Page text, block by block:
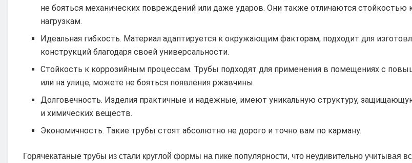
не бояться механических повреждений или даже ударов. Они также отличаются стойкостью
нагрузкам.
Идеальная гибкость. Материал адаптируется к окружающим факторам, подходит для
конструкций благодаря своей универсальности.
Стойкость к коррозийным процессам. Трубы подходят для применения в помещениях с
или на улице, можете не бояться появления ржавчины.
Долговечность. Изделия практичные и надежные, имеют уникальную структуру,
и химических веществ.
Экономичность. Такие трубы стоят абсолютно не дорого и точно вам по карману.
Горячекатаные трубы из стали круглой формы на пике популярности, что неудивительно учитывая